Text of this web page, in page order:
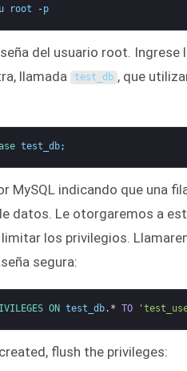
u root -p
del usuario root. Ingrese
llamada
test_db , que
test_db;
MySQL indicando que una
datos. Le otorgaremos a
los privilegios.
segura:
ON test_db. * TO
flush the privileges: